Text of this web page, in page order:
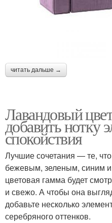
читать дальше →
Лавандовый
добавить нотку
спокойствия
Лучшие сочетания — те,
бежевым, зеленым, синим
цветовая гамма будет
и свежо. А чтобы она
добавьте несколько
серебряного оттенков.